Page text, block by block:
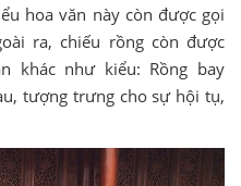
hoa văn này còn được gọi
ra, chiếu rồng còn được
khác như kiểu: Rồng bay
tượng trưng cho sự hội tụ,